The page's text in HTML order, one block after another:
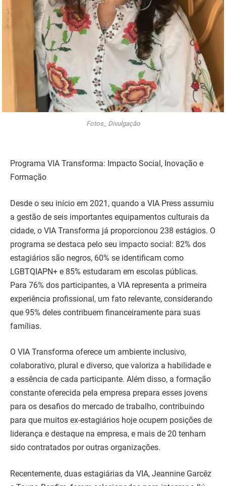
Fotos_ Divulgação
Programa VIA Transforma: Impacto Social, Inovação e
Formação
Desde o seu início em 2021, quando a VIA Press assumiu
a gestão de seis importantes equipamentos culturais da
cidade, o VIA Transforma já proporcionou 238 estágios. O
programa se destaca pelo seu impacto social: 82% dos
estagiários são negros, 60% se identificam como
LGBTQIAPN+ e 85% estudaram em escolas públicas.
Para 76% dos participantes, a VIA representa a primeira
experiência profissional, um fato relevante, considerando
que 95% deles contribuem financeiramente para suas
famílias.
O VIA Transforma oferece um ambiente inclusivo,
colaborativo, plural e diverso, que valoriza a habilidade e
a essência de cada participante. Além disso, a formação
constante oferecida pela empresa prepara esses jovens
para os desafios do mercado de trabalho, contribuindo
para que muitos ex-estagiários hoje ocupem posições de
liderança e destaque na empresa, e mais de 20 tenham
sido contratados por outras organizações.
Recentemente, duas estagiárias da VIA, Jeannine Garcêz